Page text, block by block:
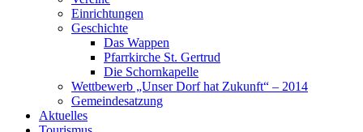
Einrichtungen
Geschichte
Das Wappen
Pfarrkirche St. Gertrud
Die Schornkapelle
Wettbewerb „Unser Dorf hat Zukunft“ – 2014
Gemeindesatzung
Aktuelles